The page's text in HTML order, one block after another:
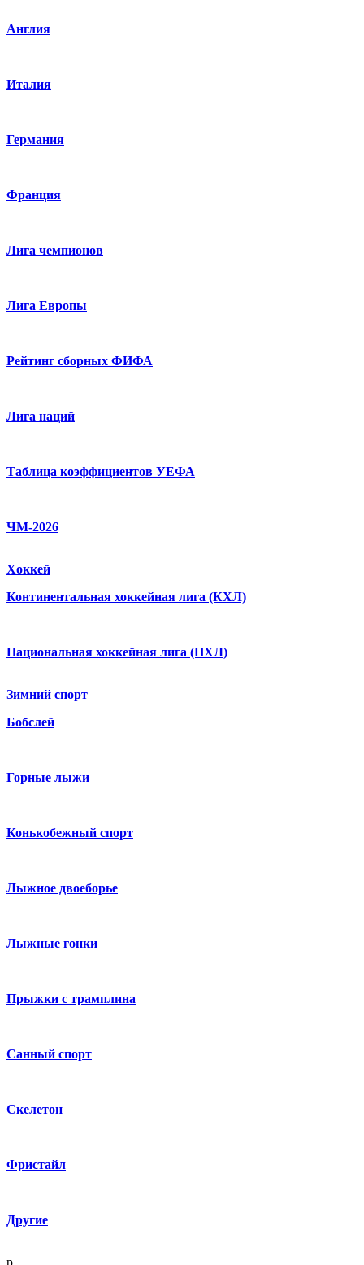
Англия
Италия
Германия
Франция
Лига чемпионов
Лига Европы
Рейтинг сборных ФИФА
Лига наций
Таблица коэффициентов УЕФА
ЧМ-2026
Хоккей
Континентальная хоккейная лига (КХЛ)
Национальная хоккейная лига (НХЛ)
Зимний спорт
Бобслей
Горные лыжи
Конькобежный спорт
Лыжное двоеборье
Лыжные гонки
Прыжки с трамплина
Санный спорт
Скелетон
Фристайл
Другие
p